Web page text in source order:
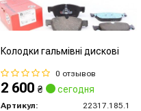
Колодки гальмівні дискові
0 отзывов
2 600 ₴ сегодня
Артикул:
22317.185.1